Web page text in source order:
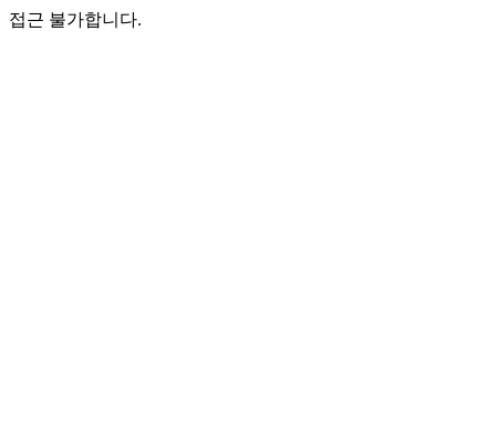
접근 불가합니다.